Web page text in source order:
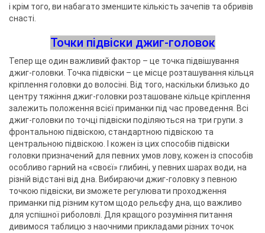
і крім того, ви набагато зменшите кількість зачепів та обривів
снасті.
Точки підвіски джиг-головок
Тепер ще один важливий фактор – це точка підвішування
джиг-головки. Точка підвіски – це місце розташування кільця
кріплення головки до волосіні. Від того, наскільки близько до
центру тяжіння джиг-головки розташоване кільце кріплення
залежить положення всієї приманки під час проведення. Всі
джиг-головки по точці підвіски поділяються на три групи. з
фронтальною підвіскою, стандартною підвіскою та
центральною підвіскою. І кожен із цих способів підвіски
головки призначений для певних умов лову, кожен із способів
особливо гарний на «своєї» глибині, у певних шарах води, на
різній відстані від дна. Вибираючи джиг-головку з певною
точкою підвіски, ви зможете регулювати проходження
приманки під різним кутом щодо рельєфу дна, що важливо
для успішної риболовлі. Для кращого розуміння питання
дивимося таблицю з наочними прикладами різних точок